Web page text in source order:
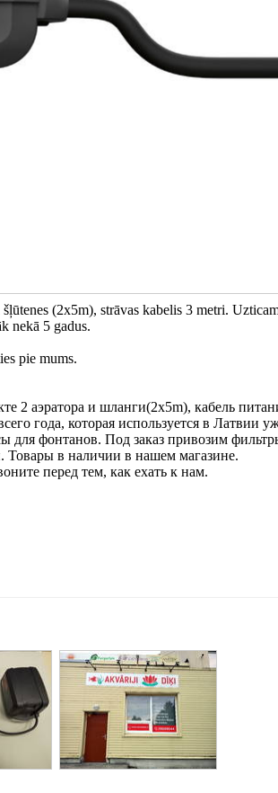
(2x5m), strāvas kabelis 3 metri.
nekā 5 gadus.
pie mums.
2 аэратора и шланги(2x5m), кабель
года, которая используется в Латвии
для фонтанов. Под заказ привозим
Товары в наличии в нашем магазине.
перед тем, как ехать к нам.